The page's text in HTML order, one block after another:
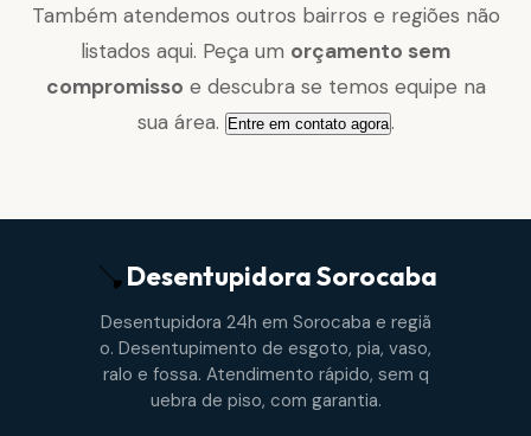
Também atendemos outros bairros e regiões não
listados aqui. Peça um orçamento sem
compromisso e descubra se temos equipe na
sua área. Entre em contato agora.
DesentupidoraSorocaba
Desentupidora 24h em Sorocaba e regiã
o. Desentupimento de esgoto, pia, vaso,
ralo e fossa. Atendimento rápido, sem q
uebra de piso, com garantia.